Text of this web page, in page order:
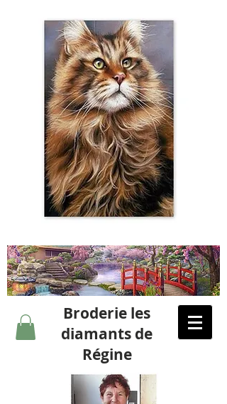
Broderie les
diamants de
Régine